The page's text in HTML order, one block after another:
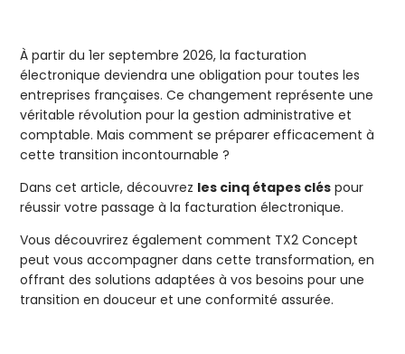
À partir du 1er septembre 2026, la facturation
électronique deviendra une obligation pour toutes les
entreprises françaises. Ce changement représente une
véritable révolution pour la gestion administrative et
comptable. Mais comment se préparer efficacement à
cette transition incontournable ?
Dans cet article, découvrez les cinq étapes clés pour
réussir votre passage à la facturation électronique.
Vous découvrirez également comment TX2 Concept
peut vous accompagner dans cette transformation, en
offrant des solutions adaptées à vos besoins pour une
transition en douceur et une conformité assurée.